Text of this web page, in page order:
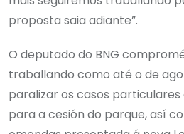
proposta saia adiante”.
O deputado do BNG
traballando como até o de
paralizar os casos
para a cesión do parque, así